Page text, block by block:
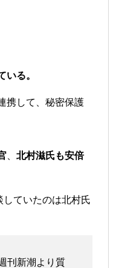
いる。
携して、秘密保護
北村滋氏も安倍
ていたのは北村氏
刊新潮より質